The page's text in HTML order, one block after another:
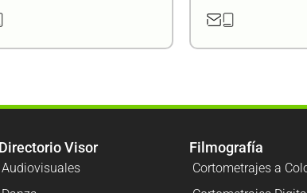
Directorio Visor
Audiovisuales
Filmografía
Cortometrajes a